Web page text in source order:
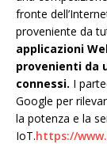
fronte
proveniente da
applicazioni
provenienti da
connessi. I
Google per
la potenza e la
IoT.https://